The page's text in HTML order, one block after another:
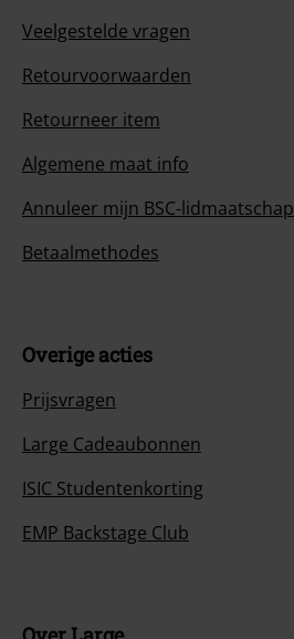
Veelgestelde vragen
Retourvoorwaarden
Retourneer item
Algemene maat info
Annuleer mijn BSC-lidmaatschap
Betaalmethodes
Overige acties
Prijsvragen
Large Cadeaubonnen
ISIC Studentenkorting
EMP Backstage Club